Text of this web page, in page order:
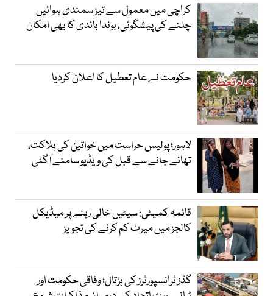
کراچی میں معمول سے تیز سمندی ہوائیں
چلنے کی پیشگوئی، بوندا باندی کا بھی امکان
حکومت نے عام تعطیل کا اعلان کردیا
لاہور؛ پولیس حراست میں خواتین کی ہلاکت،
تھانے جانے سے قبل کی ویڈیو سامنے آگئی
قائمہ کمیٹی: سیٹیں خالی رہنے پر میڈیکل
کالجز میں میرٹ کم کرنے کی تجویز
گڈز ٹرانسپورٹرز کی ہڑتال؛ وفاقی حکومت اور